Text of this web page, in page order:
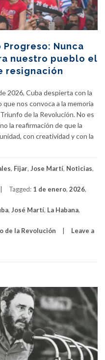
Nunca
nuestro pueblo el
resignación
2026, Cuba despierta con la
nos convoca a la memoria
de la Revolución. No es
la reafirmación de que la
con creatividad y con la
, Fijar, Jose Martí, Noticias,
Tagged: 1 de enero, 2026,
, José Martí, La Habana,
de la Revolución Leave a